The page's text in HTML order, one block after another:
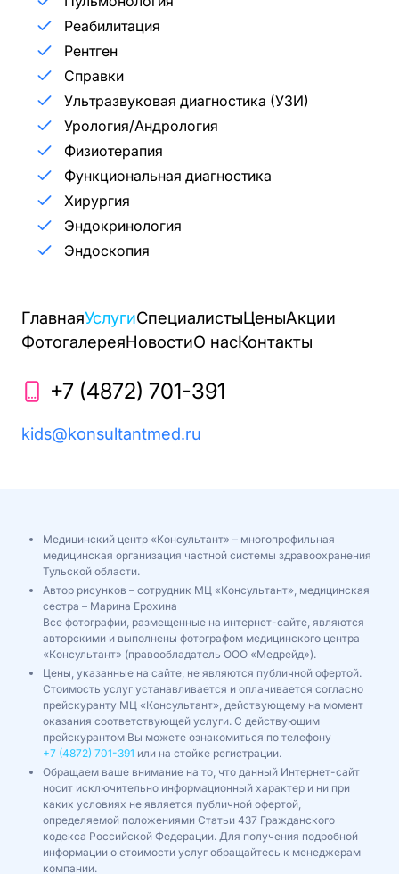
Реабилитация
Рентген
Справки
Ультразвуковая диагностика (УЗИ)
Урология/Андрология
Физиотерапия
Функциональная диагностика
Хирургия
Эндокринология
Эндоскопия
ГлавнаяУслугиСпециалистыЦеныАкции
ФотогалереяНовостиО насКонтакты
+7 (4872) 701-391
kids@konsultantmed.ru
Медицинский центр «Консультант» – многопрофильная
медицинская организация частной системы здравоохранения
Тульской области.
Автор рисунков – сотрудник МЦ «Консультант», медицинская
сестра – Марина Ерохина
Все фотографии, размещенные на интернет-сайте, являются
авторскими и выполнены фотографом медицинского центра
«Консультант» (правообладатель ООО «Медрейд»).
Цены, указанные на сайте, не являются публичной офертой.
Стоимость услуг устанавливается и оплачивается согласно
прейскуранту МЦ «Консультант», действующему на момент
оказания соответствующей услуги. С действующим
прейскурантом Вы можете ознакомиться по телефону
+7 (4872) 701-391 или на стойке регистрации.
Обращаем ваше внимание на то, что данный Интернет-сайт
носит исключительно информационный характер и ни при
каких условиях не является публичной офертой,
определяемой положениями Статьи 437 Гражданского
кодекса Российской Федерации. Для получения подробной
информации о стоимости услуг обращайтесь к менеджерам
компании.